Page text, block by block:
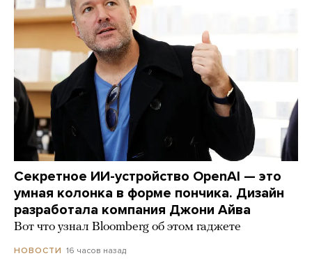
Секретное ИИ-устройство OpenAI — это
умная колонка в форме пончика. Дизайн
разработала компания Джони Айва
Вот что узнал Bloomberg об этом гаджете
НОВОСТИ 16 часов назад